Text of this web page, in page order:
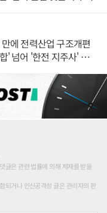
에 전력산업 구조개편
' 넘어 '한전 지주사' 재편
글은 관련 법률에 의해 제재를 받을
되거나 인신공격성 글은 관리자의 판